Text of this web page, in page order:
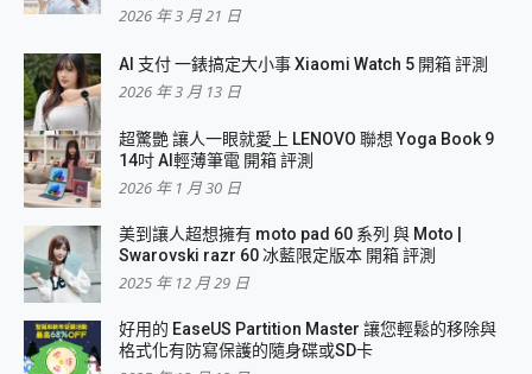
2026 年 3 月 21 日
AI 支付 一錶搞定大小事 Xiaomi Watch 5 開箱 評測
2026 年 3 月 13 日
超驚艷 讓人一眼就愛上 LENOVO 聯想 Yoga Book 9
14吋 AI輕薄筆電 開箱 評測
2026 年 1 月 30 日
美到讓人超想擁有 moto pad 60 系列 與 Moto |
Swarovski razr 60 冰藍限定版本 開箱 評測
2025 年 12 月 29 日
好用的 EaseUS Partition Master 讓您輕鬆的移除與
格式化有防寫保護的隨身碟或SD卡